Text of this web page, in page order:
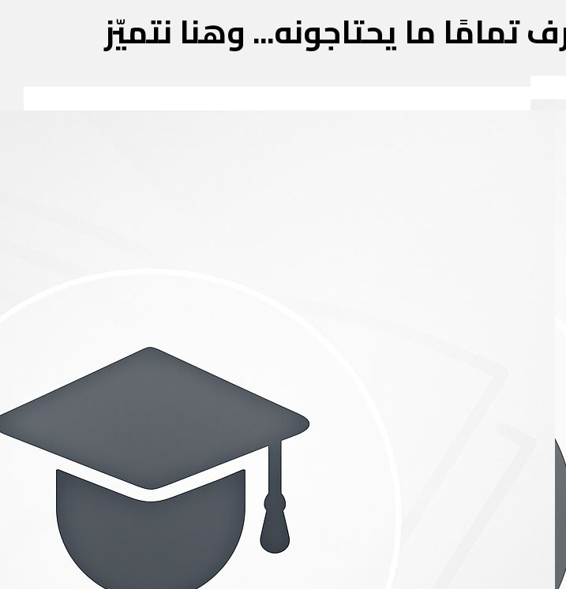
تمامًا ما يحتاجونه... وهنا نتميّز